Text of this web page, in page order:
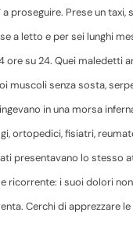
proseguire. Prese un taxi,
a letto e per sei lunghi
ore su 24. Quei maledetti
muscoli senza sosta,
in una morsa
ortopedici, fisiatri,
presentavano lo stesso
ricorrente: i suoi dolori
Cerchi di apprezzare